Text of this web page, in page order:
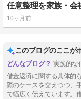
10ヶ月前
このブログのここが
実践的な
借金返済に関する具体的
際のケースを交えつつ、
で幅広く伝えています。